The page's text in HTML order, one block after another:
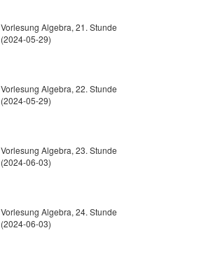
Vorlesung Algebra, 21. Stunde
(2024-05-29)
Vorlesung Algebra, 22. Stunde
(2024-05-29)
Vorlesung Algebra, 23. Stunde
(2024-06-03)
Vorlesung Algebra, 24. Stunde
(2024-06-03)